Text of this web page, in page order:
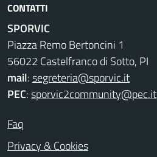
CONTATTI
SPORVIC
Piazza Remo Bertoncini 1
56022 Castelfranco di Sotto, PI
mail:segreteria@sporvic.it
PEC:sporvic2community@pec.it
Faq
Privacy & Cookies